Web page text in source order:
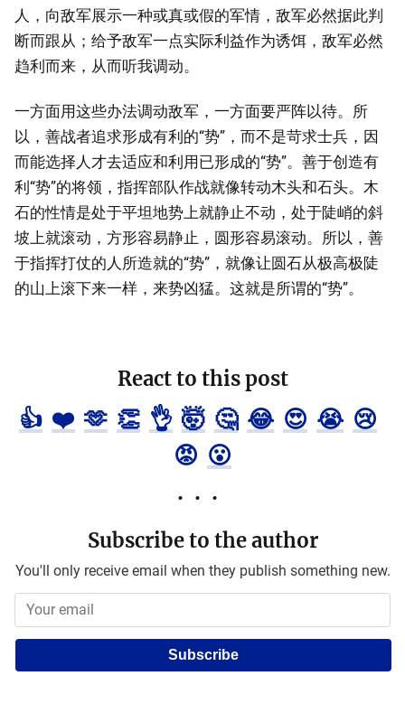
人，向敌军展示一种或真或假的军情，敌军必然据此判
断而跟从；给予敌军一点实际利益作为诱饵，敌军必然
趋利而来，从而听我调动。
一方面用这些办法调动敌军，一方面要严阵以待。所
以，善战者追求形成有利的“势”，而不是苛求士兵，因
而能选择人才去适应和利用已形成的“势”。善于创造有
利“势”的将领，指挥部队作战就像转动木头和石头。木
石的性情是处于平坦地势上就静止不动，处于陡峭的斜
坡上就滚动，方形容易静止，圆形容易滚动。所以，善
于指挥打仗的人所造就的“势”，就像让圆石从极高极陡
的山上滚下来一样，来势凶猛。这就是所谓的“势”。
React to this post
👍 ❤️ 🫶 👏 👌 🤯 🤔 😂 😍 😭 😢
😡 😮
Subscribe to the author
You'll only receive email when they publish something new.
Subscribe